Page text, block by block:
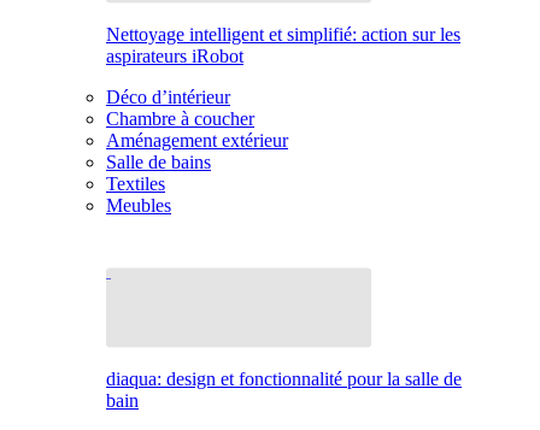
Nettoyage intelligent et simplifié: action sur les
aspirateurs iRobot
Déco d’intérieur
Chambre à coucher
Aménagement extérieur
Salle de bains
Textiles
Meubles
diaqua: design et fonctionnalité pour la salle de
bain